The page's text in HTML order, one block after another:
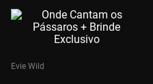
Evie Wild